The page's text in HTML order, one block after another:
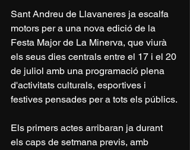
Sant Andreu de Llavaneres ja escalfa
motors per a una nova edició de la
Festa Major de La Minerva, que viurà
els seus dies centrals entre el 17 i el 20
de juliol amb una programació plena
d'activitats culturals, esportives i
festives pensades per a tots els públics.
Els primers actes arribaran ja durant
els caps de setmana previs, amb